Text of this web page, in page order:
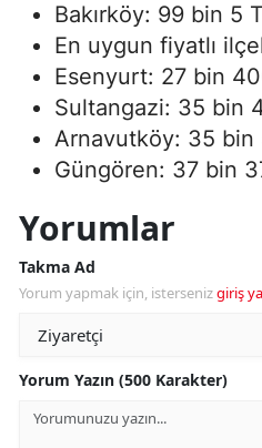
Bakırköy: 99 bin 5
En uygun fiyatlı
Esenyurt: 27 bin
Sultangazi: 35 bin
Arnavutköy: 35 bin
Güngören: 37 bin
Yorumlar
Takma Ad
Yorum yapmak için, istersenizgiriş
Yorum Yazın (500 Karakter)